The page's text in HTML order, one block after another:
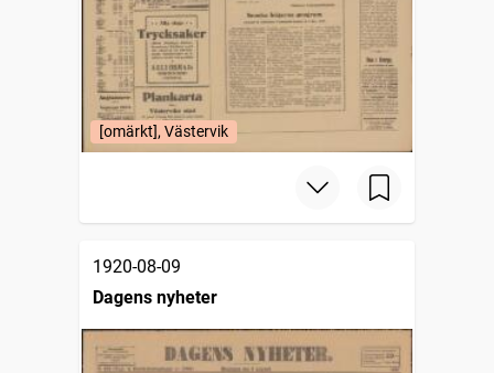
[omärkt], Västervik
1920-08-09
Dagens nyheter